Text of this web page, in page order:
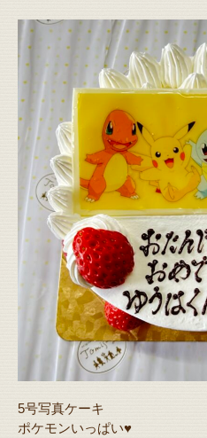
5号写真ケーキ
ポケモンいっぱい♥️